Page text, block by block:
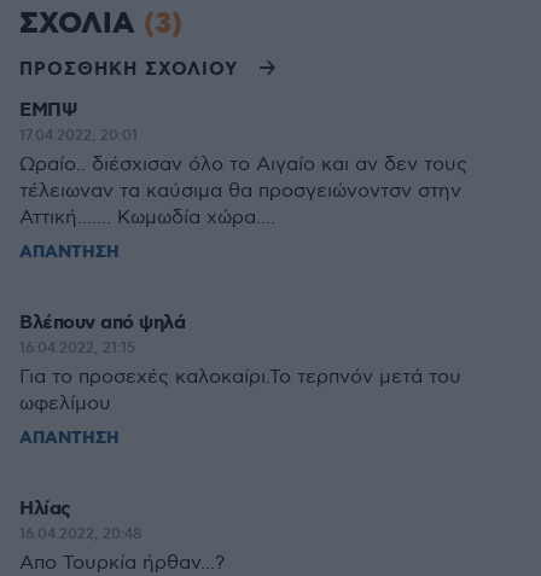
ΣΧΟΛΙΑ (3)
ΠΡΟΣΘΗΚΗ ΣΧΟΛΙΟΥ
ΕΜΠΨ
17.04.2022, 20:01
Ωραίο.. διέσχισαν όλο το Αιγαίο και αν δεν τους
τέλειωναν τα καύσιμα θα προσγειώνοντσν στην
Αττική....... Κωμωδία χώρα....
ΑΠΑΝΤΗΣΗ
Βλέπουν από ψηλά
16.04.2022, 21:15
Για το προσεχές καλοκαίρι.Το τερπνόν μετά του
ωφελίμου
ΑΠΑΝΤΗΣΗ
Ηλίας
16.04.2022, 20:48
Απο Τουρκία ήρθαν...?